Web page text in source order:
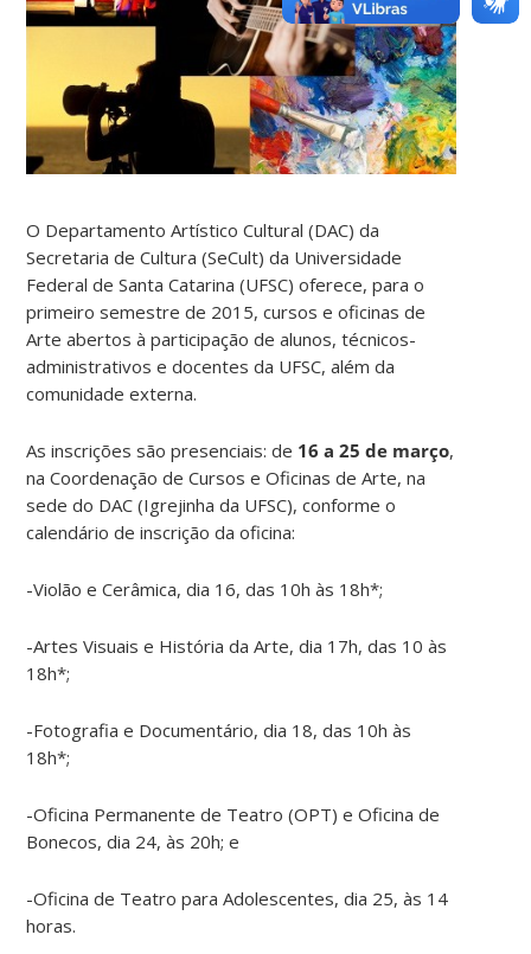
O Departamento Artístico Cultural (DAC) da
Secretaria de Cultura (SeCult) da Universidade
Federal de Santa Catarina (UFSC) oferece, para o
primeiro semestre de 2015, cursos e oficinas de
Arte abertos à participação de alunos, técnicos-
administrativos e docentes da UFSC, além da
comunidade externa.
As inscrições são presenciais: de 16 a 25 de março,
na Coordenação de Cursos e Oficinas de Arte, na
sede do DAC (Igrejinha da UFSC), conforme o
calendário de inscrição da oficina:
-Violão e Cerâmica, dia 16, das 10h às 18h*;
-Artes Visuais e História da Arte, dia 17h, das 10 às
18h*;
-Fotografia e Documentário, dia 18, das 10h às
18h*;
-Oficina Permanente de Teatro (OPT) e Oficina de
Bonecos, dia 24, às 20h; e
-Oficina de Teatro para Adolescentes, dia 25, às 14
horas.